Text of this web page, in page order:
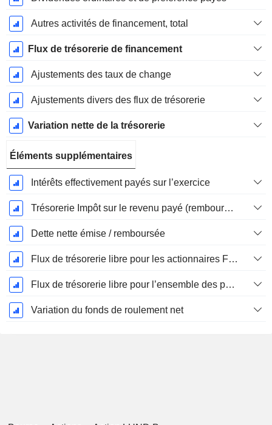
Autres activités de financement, total
Flux de trésorerie de financement
Ajustements des taux de change
Ajustements divers des flux de trésorerie
Variation nette de la trésorerie
Éléments supplémentaires
Intérêts effectivement payés sur l’exercice
Trésorerie Impôt sur le revenu payé (remboursement)Impôt effectivement payé (remboursé) sur l’exercice
Dette nette émise / remboursée
Flux de trésorerie libre pour les actionnaires FCFE
Flux de trésorerie libre pour l’ensemble des pourvoyeurs de fonds (créanciers et actionnaires) FCFF
Variation du fonds de roulement net